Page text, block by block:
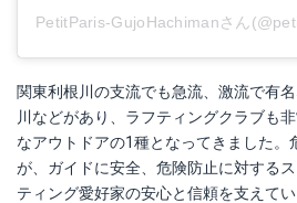
関東利根川の支流でも急流、激流で有
川などがあり、ラフティングクラブも
なアウトドアの1種となってきました。
が、ガイドに安全、危険防止に対する
ティング愛好家の安心と信頼を支えてい